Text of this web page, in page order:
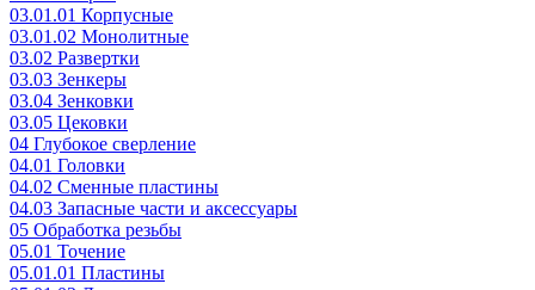
03.01.01 Корпусные
03.01.02 Монолитные
03.02 Развертки
03.03 Зенкеры
03.04 Зенковки
03.05 Цековки
04 Глубокое сверление
04.01 Головки
04.02 Сменные пластины
04.03 Запасные части и аксессуары
05 Обработка резьбы
05.01 Точение
05.01.01 Пластины